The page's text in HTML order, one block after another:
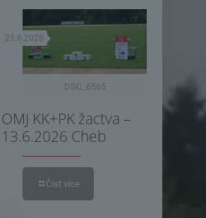
DSC_6565
21.6.2026
OMJ KK+PK žactva –
13.6.2026 Cheb
Číst více